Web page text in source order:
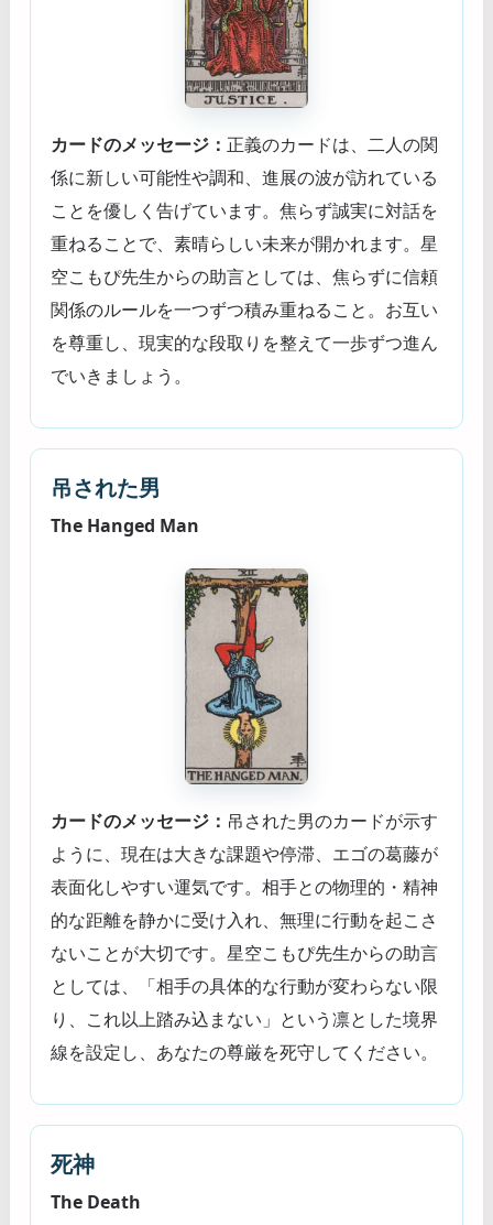
カードのメッセージ： 正義のカードは、二人の関
係に新しい可能性や調和、進展の波が訪れている
ことを優しく告げています。焦らず誠実に対話を
重ねることで、素晴らしい未来が開かれます。星
空こもぴ先生からの助言としては、焦らずに信頼
関係のルールを一つずつ積み重ねること。お互い
を尊重し、現実的な段取りを整えて一歩ずつ進ん
でいきましょう。
吊された男
The Hanged Man
カードのメッセージ： 吊された男のカードが示す
ように、現在は大きな課題や停滞、エゴの葛藤が
表面化しやすい運気です。相手との物理的・精神
的な距離を静かに受け入れ、無理に行動を起こさ
ないことが大切です。星空こもぴ先生からの助言
としては、「相手の具体的な行動が変わらない限
り、これ以上踏み込まない」という凛とした境界
線を設定し、あなたの尊厳を死守してください。
死神
The Death